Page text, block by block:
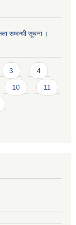
सम्वन्धी सूचना ।
3 4
10 11